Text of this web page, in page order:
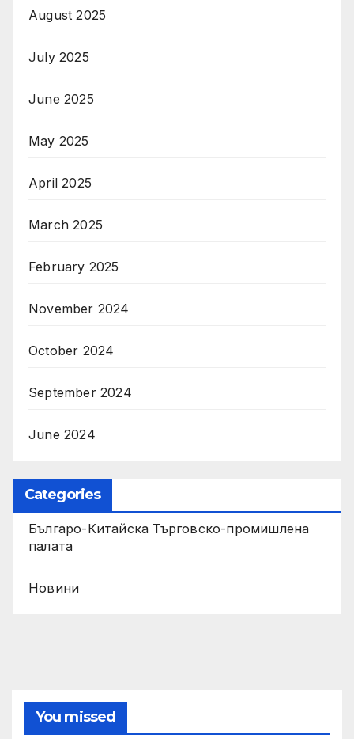
August 2025
July 2025
June 2025
May 2025
April 2025
March 2025
February 2025
November 2024
October 2024
September 2024
June 2024
Categories
Българо-Китайска Търговско-промишлена
палaта
Новини
You missed